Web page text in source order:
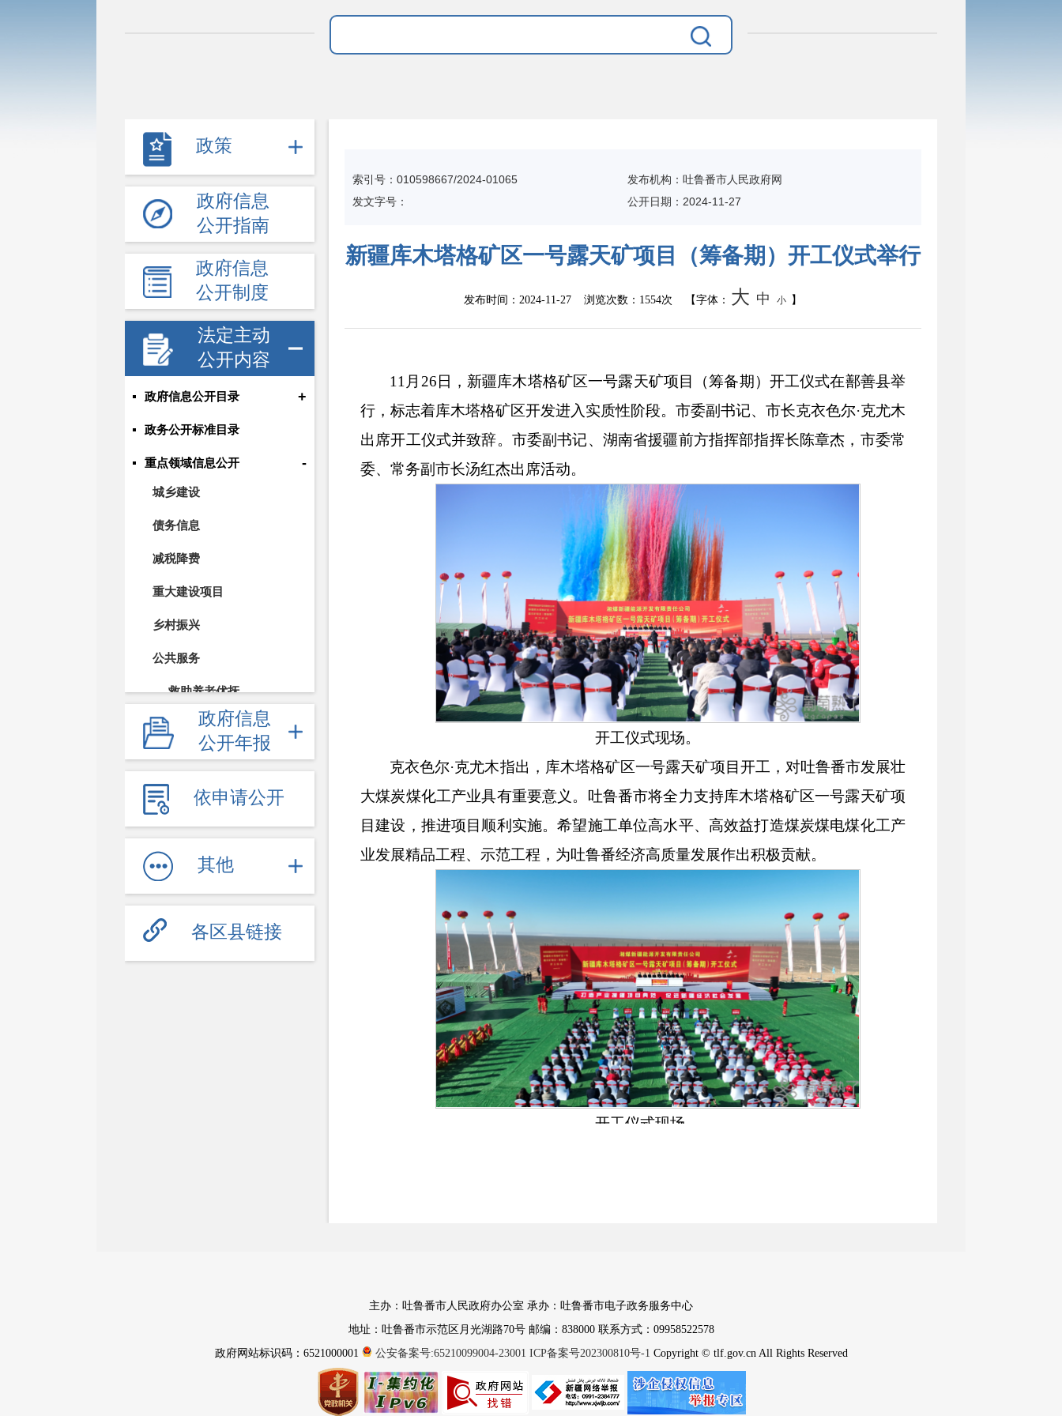
政策
政府信息
公开指南
政府信息
公开制度
法定主动
公开内容
政府信息公开目录 +
政务公开标准目录
重点领域信息公开 -
城乡建设
债务信息
减税降费
重大建设项目
乡村振兴
公共服务
救助养老优抚
教育信息
医疗卫生（疫情防控）
文体旅游
社会保障
劳动就业
公共企事业信息
社会公益事业建设
政府信息
公开年报
依申请公开
其他
各区县链接
索引号：010598667/2024-01065
发布机构：吐鲁番市人民政府网
发文字号：
公开日期：2024-11-27
新疆库木塔格矿区一号露天矿项目（筹备期）开工仪式举行
发布时间： 2024-11-27 浏览次数： 1554次 【字体： 大 中 小 】
11月26日，新疆库木塔格矿区一号露天矿项目（筹备期）开工仪式在鄯善县举
行，标志着库木塔格矿区开发进入实质性阶段。市委副书记、市长克衣色尔·克尤木
出席开工仪式并致辞。市委副书记、湖南省援疆前方指挥部指挥长陈章杰，市委常
委、常务副市长汤红杰出席活动。
开工仪式现场。
克衣色尔·克尤木指出，库木塔格矿区一号露天矿项目开工，对吐鲁番市发展壮
大煤炭煤化工产业具有重要意义。吐鲁番市将全力支持库木塔格矿区一号露天矿项
目建设，推进项目顺利实施。希望施工单位高水平、高效益打造煤炭煤电煤化工产
业发展精品工程、示范工程，为吐鲁番经济高质量发展作出积极贡献。
开工仪式现场。
湖南能源集团党委委员、副总经理曹建书表示，要将该项目建设成湘疆两地合
作的典范项目和产业援疆的典范项目，促进湘疆两地经济发展。未来，集团还将投
资800亿，形成煤炭煤电煤化工的重点项目群。
鄯善县煤炭资源富集，已探明储量达420亿吨，是国家能源局公布的新疆“九大
主办：吐鲁番市人民政府办公室 承办：吐鲁番市电子政务服务中心
地址：吐鲁番市示范区月光湖路70号 邮编：838000 联系方式：09958522578
政府网站标识码：6521000001
公安备案号:65210099004-23001 ICP备案号202300810号-1 Copyright © tlf.gov.cn All Rights Reserved